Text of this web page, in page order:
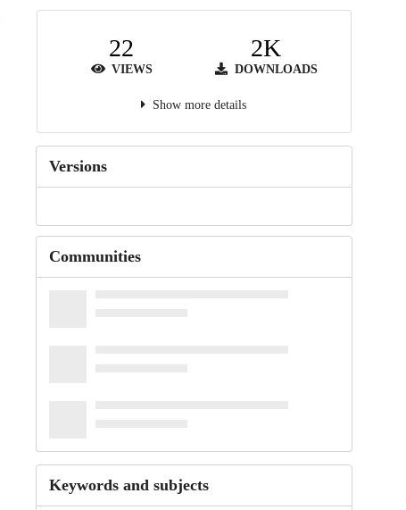
22
VIEWS
2K
DOWNLOADS
Show more details
Versions
Communities
Keywords and subjects